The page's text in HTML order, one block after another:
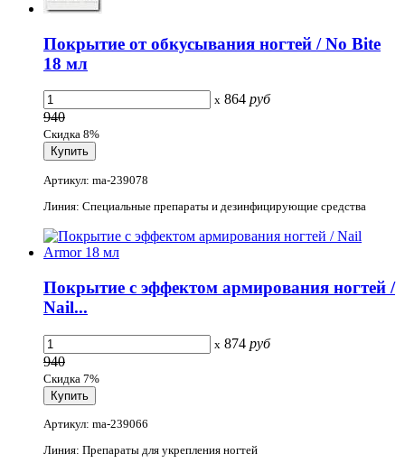
Покрытие от обкусывания ногтей / No Bite
18 мл
x 864 руб
940
Скидка 8%
Артикул: ma-239078
Линия: Специальные препараты и дезинфицирующие средства
Покрытие с эффектом армирования ногтей /
Nail...
x 874 руб
940
Скидка 7%
Артикул: ma-239066
Линия: Препараты для укрепления ногтей